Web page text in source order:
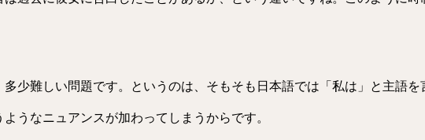
少難しい問題です。というのは、そもそも日本語では「私は」と主語を
うなニュアンスが加わってしまうからです。